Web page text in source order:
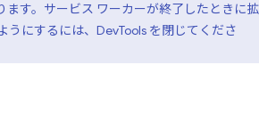
ます。サービス ワーカーが終了したときに拡
うにするには、DevTools を閉じてくださ